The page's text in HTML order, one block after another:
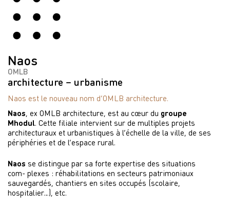
Naos
OMLB
architecture – urbanisme
Naos est le nouveau nom d’OMLB architecture.
Naos, ex OMLB architecture, est au cœur du groupe
Mhodul. Cette filiale intervient sur de multiples projets
architecturaux et urbanistiques à l’échelle de la ville, de ses
périphéries et de l’espace rural.
Naos se distingue par sa forte expertise des situations
com- plexes : réhabilitations en secteurs patrimoniaux
sauvegardés, chantiers en sites occupés (scolaire,
hospitalier…), etc.